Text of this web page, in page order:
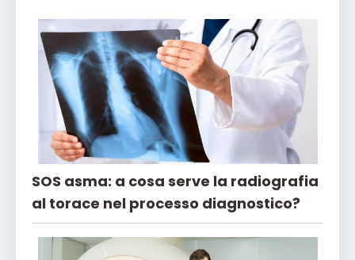
SOS asma: a cosa serve la radiografia
al torace nel processo diagnostico?